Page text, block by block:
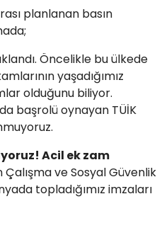
planlanan basın
Öncelikle bu ülkede
yaşadığımız
olduğunu biliyor.
başrolü oynayan TÜİK
Acil ek zam
Çalışma ve Sosyal Güvenlik
topladığımız imzaları